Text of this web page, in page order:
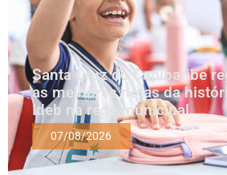
Santa Cruz do Capibaribe
as melhores notas da
Ideb na rede municipal
07/08/2026